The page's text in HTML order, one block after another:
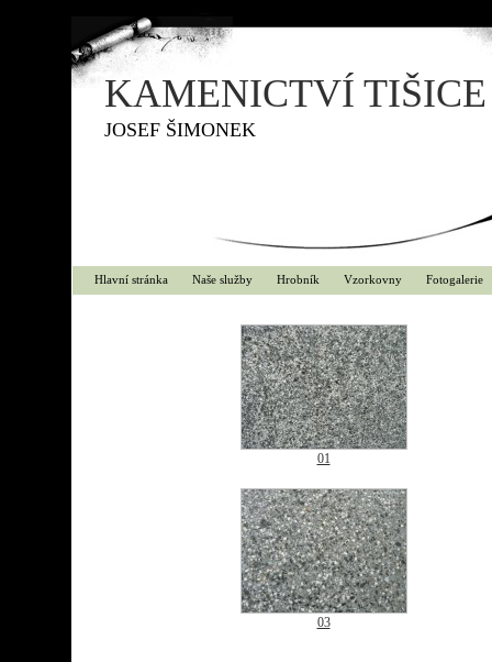
KAMENICTVÍ TIŠICE
JOSEF ŠIMONEK
Hlavní stránka Naše služby Hrobník Vzorkovny Fotogalerie
01
03